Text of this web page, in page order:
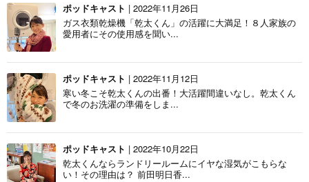
ポッドキャスト | 2022年11月26日
ガス衣類乾燥機「乾太くん」の活躍に大満足！８人家族の
愛用者にその使用感を聞い...
ポッドキャスト | 2022年11月12日
寒い冬こそ乾太くんの出番！大活躍間違いなし。乾太くん
で冬のお洗濯の準備をしま...
ポッドキャスト | 2022年10月22日
乾太くんならランドリールームにイヤな湿気がこもらな
い！その理由は？ 前田明日香...